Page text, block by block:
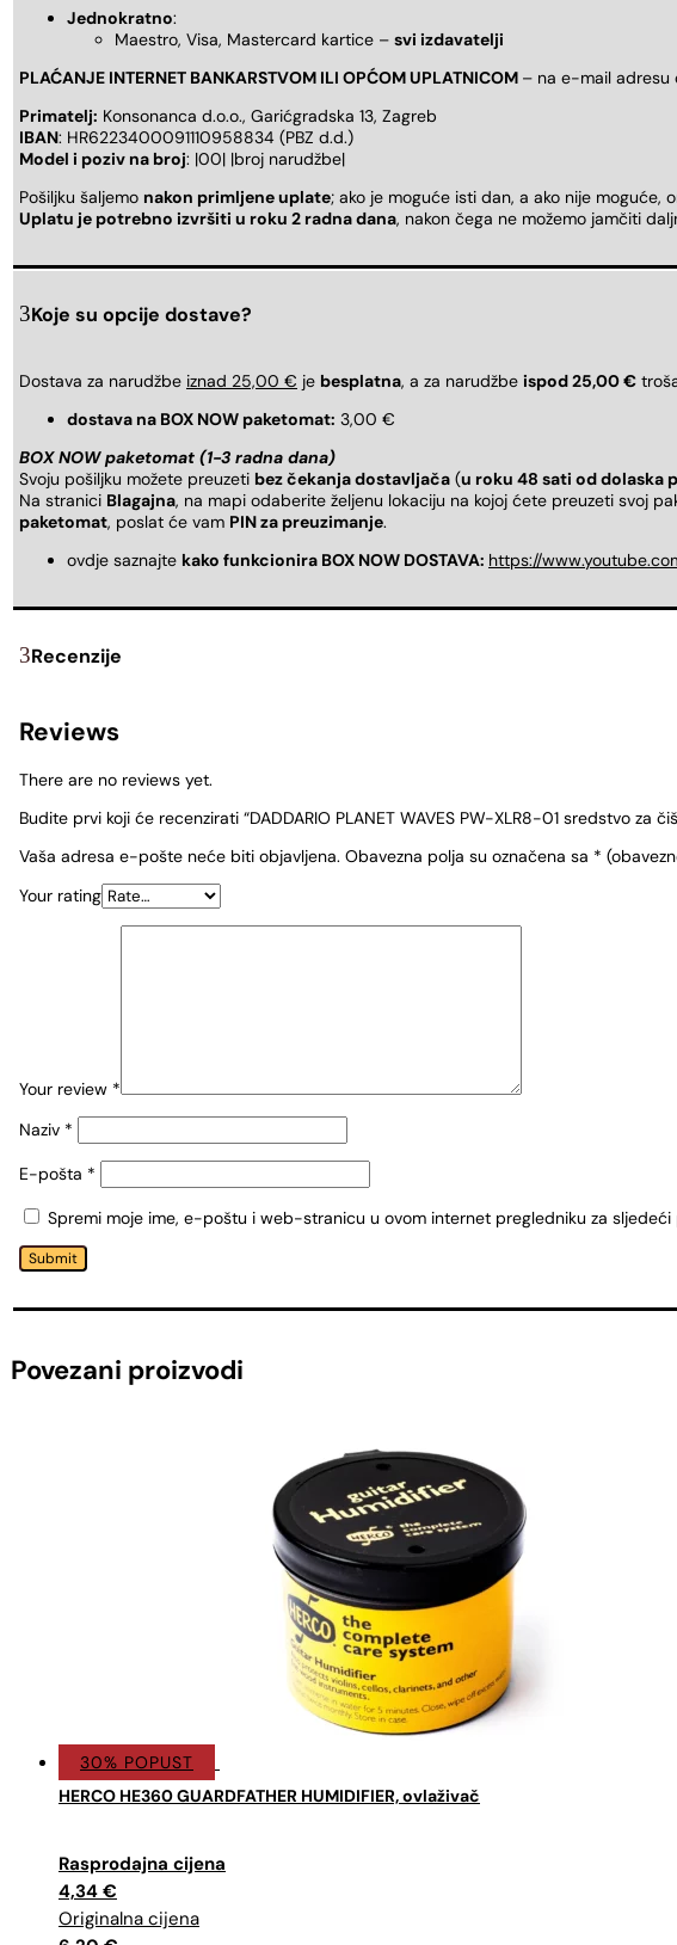
Jednokratno:
Maestro, Visa, Mastercard kartice – svi izdavatelji
PLAĆANJE INTERNET BANKARSTVOM ILI OPĆOM UPLATNICOM – na e-mail adresu
Primatelj: Konsonanca d.o.o., Garićgradska 13, Zagreb
IBAN: HR6223400091110958834 (PBZ d.d.)
Model i poziv na broj: |00| |broj narudžbe|
Pošiljku šaljemo nakon primljene uplate; ako je moguće isti dan, a ako nije moguće,
Uplatu je potrebno izvršiti u roku 2 radna dana, nakon čega ne možemo jamčiti
Koje su opcije dostave?
Dostava za narudžbe iznad 25,00 € je besplatna, a za narudžbe ispod 25,00 €
dostava na BOX NOW paketomat: 3,00 €
BOX NOW paketomat (1-3 radna dana)
Svoju pošiljku možete preuzeti bez čekanja dostavljača (u roku 48 sati od dolaska
Na stranici Blagajna, na mapi odaberite željenu lokaciju na kojoj ćete preuzeti svoj
paketomat, poslat će vam PIN za preuzimanje.
ovdje saznajte kako funkcionira BOX NOW DOSTAVA: https://
Recenzije
Reviews
There are no reviews yet.
Budite prvi koji će recenzirati “DADDARIO PLANET WAVES PW-XLR8-01 sredstvo za
Vaša adresa e-pošte neće biti objavljena. Obavezna polja su označena sa *
Your rating
Your review *
Naziv *
E-pošta *
Spremi moje ime, e-poštu i web-stranicu u ovom internet pregledniku za
Submit
Povezani proizvodi
30% POPUST
HERCO HE360 GUARDFATHER HUMIDIFIER, ovlaživač
Izvorna
cijena
bila
je:
4,34 €
Trenutna
cijena
je:
4,34 €.